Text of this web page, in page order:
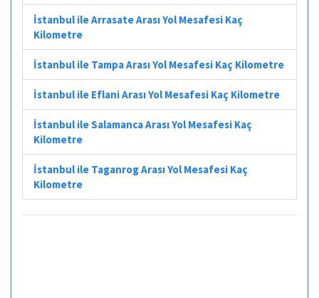
İstanbul ile Arrasate Arası Yol Mesafesi Kaç
Kilometre
İstanbul ile Tampa Arası Yol Mesafesi Kaç Kilometre
İstanbul ile Eflani Arası Yol Mesafesi Kaç Kilometre
İstanbul ile Salamanca Arası Yol Mesafesi Kaç
Kilometre
İstanbul ile Taganrog Arası Yol Mesafesi Kaç
Kilometre